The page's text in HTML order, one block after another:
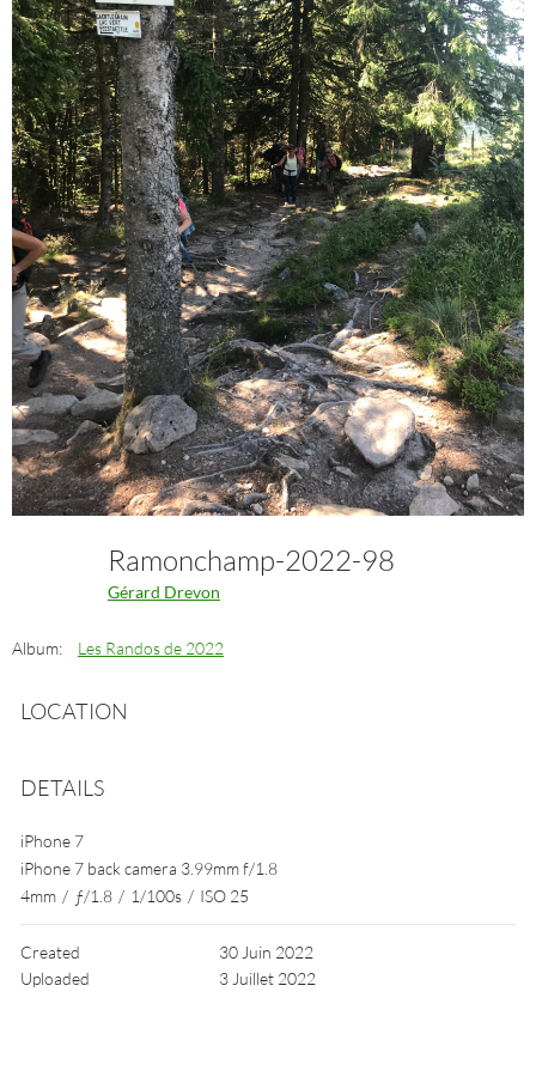
Ramonchamp-2022-98
Gérard Drevon
Album: Les Randos de 2022
LOCATION
DETAILS
iPhone 7
iPhone 7 back camera 3.99mm f/1.8
4mm / ƒ/1.8 / 1/100s / ISO 25
Created
30 Juin 2022
Uploaded
3 Juillet 2022